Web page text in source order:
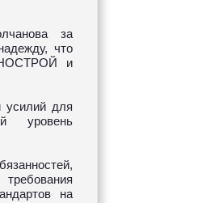
за
что
НОСТРОЙ и
усилий для
уровень
на